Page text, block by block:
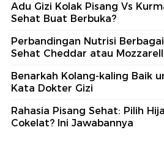
Adu Gizi Kolak Pisang Vs
Sehat Buat Berbuka?
Perbandingan Nutrisi
Sehat Cheddar atau
Benarkah Kolang-kaling Baik
Kata Dokter Gizi
Rahasia Pisang Sehat: Pilih
Cokelat? Ini Jawabannya